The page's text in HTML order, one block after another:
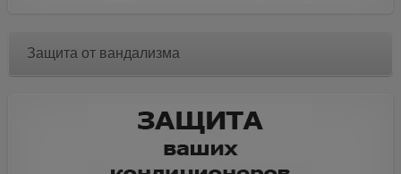
Защита от вандализма